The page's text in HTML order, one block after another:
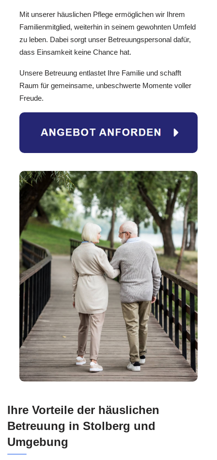
Mit unserer häuslichen Pflege ermöglichen wir Ihrem
Familienmitglied, weiterhin in seinem gewohnten Umfeld
zu leben. Dabei sorgt unser Betreuungspersonal dafür,
dass Einsamkeit keine Chance hat.
Unsere Betreuung entlastet Ihre Familie und schafft
Raum für gemeinsame, unbeschwerte Momente voller
Freude.
Ihre Vorteile der häuslichen
Betreuung in Stolberg und
Umgebung